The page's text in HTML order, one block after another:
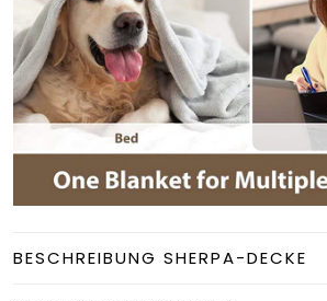
BESCHREIBUNG SHERPA-DECKE